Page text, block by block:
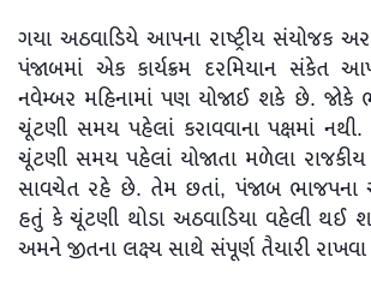
ગયા અઠવાડિયે આપના રાષ્ટ્રીય સંયોજક
પંજાબમાં એક કાર્યક્રમ દરમિયાન સંકેત
નવેમ્બર મહિનામાં પણ યોજાઈ શકે છે. જોકે
ચૂંટણી સમય પહેલાં કરાવવાના પક્ષમાં
ચૂંટણી સમય પહેલાં યોજાતા મળેલા
સાવચેત રહે છે. તેમ છતાં, પંજાબ
હતું કે ચૂંટણી થોડા અઠવાડિયા વહેલી થઈ
અમને જીતના લક્ષ્ય સાથે સંપૂર્ણ તૈયારી